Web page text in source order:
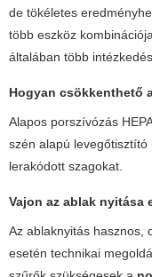
de tökéletes
több eszköz
általában több
Hogyan csökkenthető
Alapos porszívózás
szén alapú
lerakódott szagokat.
Vajon az ablak nyitása
Az ablaknyitás hasznos,
esetén technikai